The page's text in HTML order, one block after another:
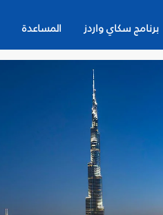
برنامج سكاي واردز المساعدة